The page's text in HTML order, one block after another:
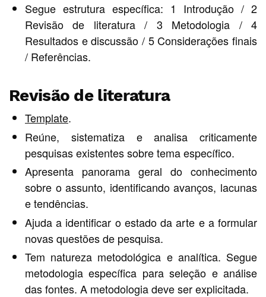
Segue estrutura específica: 1 Introdução / 2
Revisão de literatura / 3 Metodologia / 4
Resultados e discussão / 5 Considerações finais
/ Referências.
Revisão de literatura
Template.
Reúne, sistematiza e analisa criticamente
pesquisas existentes sobre tema específico.
Apresenta panorama geral do conhecimento
sobre o assunto, identificando avanços, lacunas
e tendências.
Ajuda a identificar o estado da arte e a formular
novas questões de pesquisa.
Tem natureza metodológica e analítica. Segue
metodologia específica para seleção e análise
das fontes. A metodologia deve ser explicitada.